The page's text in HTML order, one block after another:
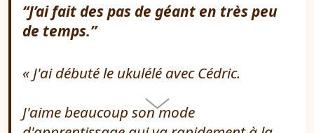
“J’ai fait des pas de géant en très peu
de temps.”
J'ai débuté le ukulélé avec Cédric.
J'aime beaucoup son mode